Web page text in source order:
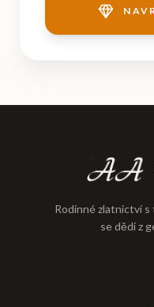
Rodinné zlatnictví s
se dědí z